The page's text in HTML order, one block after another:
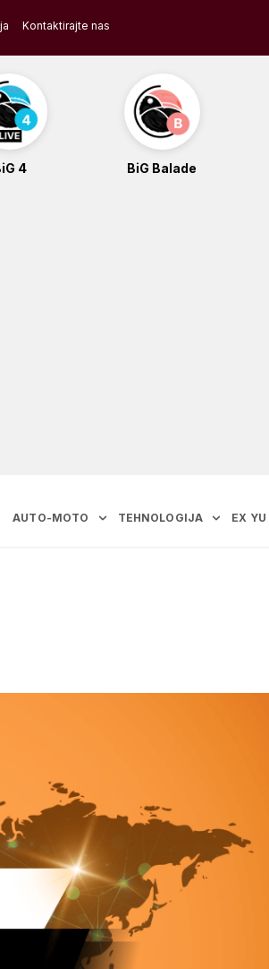
Kontaktirajte nas
4 BiG Balade
AUTO-MOTO TEHNOLOGIJA EX YU